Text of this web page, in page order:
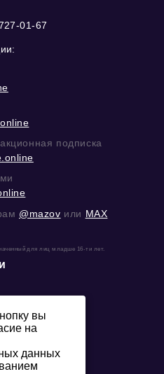
01-67
подписка
@mazov или MAX
для лиц младше 16-ти лет.
вы
на
данных